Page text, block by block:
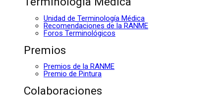
Unidad de Terminología Médica
Recomendaciones de la RANME
Foros Terminológicos
Premios
Premios de la RANME
Premio de Pintura
Colaboraciones